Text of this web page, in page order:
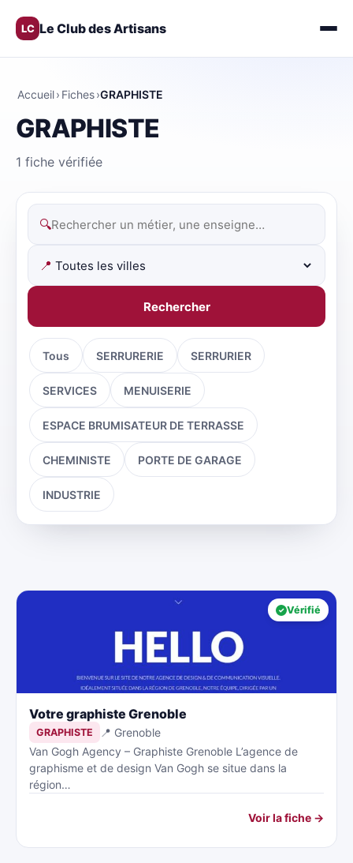
LC Le Club des Artisans
Accueil› Fiches›GRAPHISTE
GRAPHISTE
1 fiche vérifiée
🔍
📍
Rechercher
Tous SERRURERIE SERRURIER
SERVICES MENUISERIE
ESPACE BRUMISATEUR DE TERRASSE
CHEMINISTE PORTE DE GARAGE
INDUSTRIE
Vérifié
Votre graphiste Grenoble
GRAPHISTE
📍 Grenoble
Van Gogh Agency – Graphiste Grenoble L’agence de
graphisme et de design Van Gogh se situe dans la
région…
Voir la fiche →